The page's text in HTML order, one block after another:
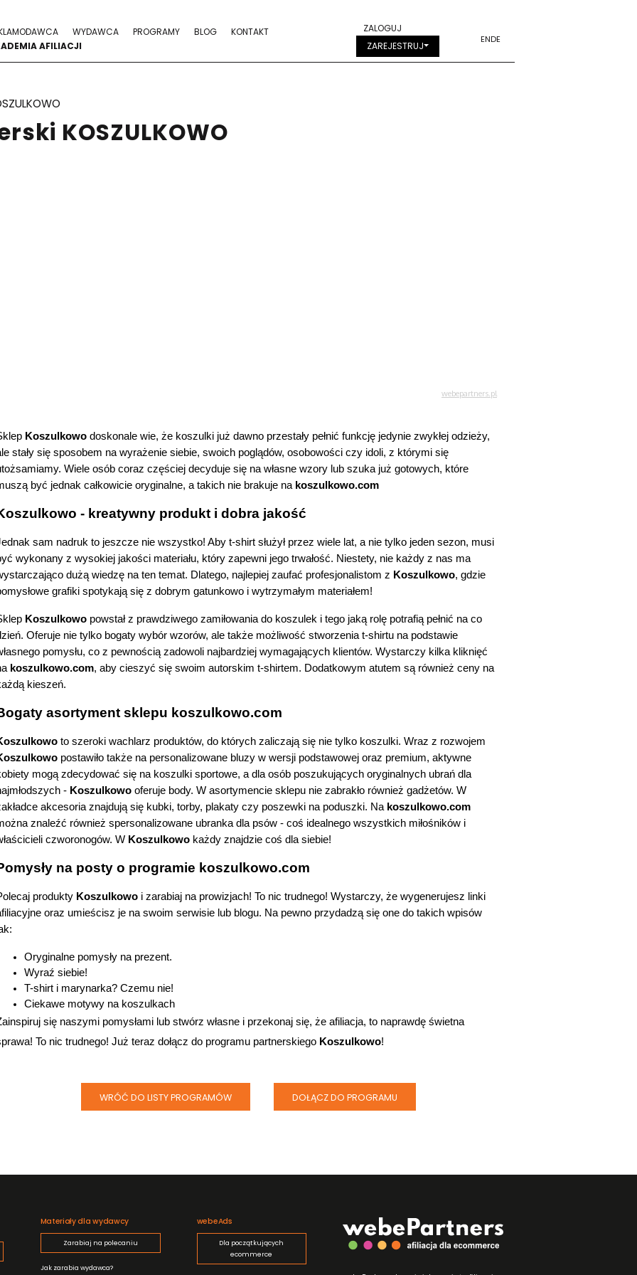
ENDE
ZALOGUJ
ZAREJESTRUJ
WYDAWCA PROGRAMY BLOG
KONTAKT
AFILIACJI
KOSZULKOWO
Koszulkowo doskonale wie, że koszulki już dawno przestały pełnić funkcję jedynie zwykłej odzieży,
stały się sposobem na wyrażenie siebie, swoich poglądów, osobowości czy idoli, z którymi się
Wiele osób coraz częściej decyduje się na własne wzory lub szuka już gotowych, które
być jednak całkowicie oryginalne, a takich nie brakuje na koszulkowo.com
- kreatywny produkt i dobra jakość
sam nadruk to jeszcze nie wszystko! Aby t-shirt służył przez wiele lat, a nie tylko jeden sezon, musi
wykonany z wysokiej jakości materiału, który zapewni jego trwałość. Niestety, nie każdy z nas ma
dużą wiedzę na ten temat. Dlatego, najlepiej zaufać profesjonalistom z Koszulkowo, gdzie
grafiki spotykają się z dobrym gatunkowo i wytrzymałym materiałem!
Koszulkowo powstał z prawdziwego zamiłowania do koszulek i tego jaką rolę potrafią pełnić na co
Oferuje nie tylko bogaty wybór wzorów, ale także możliwość stworzenia t-shirtu na podstawie
pomysłu, co z pewnością zadowoli najbardziej wymagających klientów. Wystarczy kilka kliknięć
koszulkowo.com, aby cieszyć się swoim autorskim t-shirtem. Dodatkowym atutem są również ceny na
kieszeń.
asortyment sklepu koszulkowo.com
postawiło także na personalizowane bluzy w wersji podstawowej oraz premium, aktywne
mogą zdecydować się na koszulki sportowe, a dla osób poszukujących oryginalnych ubrań dla
- Koszulkowo oferuje body. W asortymencie sklepu nie zabrakło również gadżetów. W
akcesoria znajdują się kubki, torby, plakaty czy poszewki na poduszki. Na koszulkowo.com
znaleźć również spersonalizowane ubranka dla psów - coś idealnego wszystkich miłośników i
czworonogów. W Koszulkowo każdy znajdzie coś dla siebie!
na posty o programie koszulkowo.com
produkty Koszulkowo i zarabiaj na prowizjach! To nic trudnego! Wystarczy, że wygenerujesz linki
oraz umieścisz je na swoim serwisie lub blogu. Na pewno przydadzą się one do takich wpisów
Oryginalne pomysły na prezent.
Wyraź siebie!
T-shirt i marynarka? Czemu nie!
Ciekawe motywy na koszulkach
się naszymi pomysłami lub stwórz własne i przekonaj się, że afiliacja, to naprawdę świetna
To nic trudnego! Już teraz dołącz do programu partnerskiego Koszulkowo!
WRÓĆ DO LISTY PROGRAMÓW DOŁĄCZ DO PROGRAMU
Materiały dla wydawcy
Zarabiaj na polecaniu
Jak zarabia wydawca?
webeAds
Dla początkujących
ecommerce